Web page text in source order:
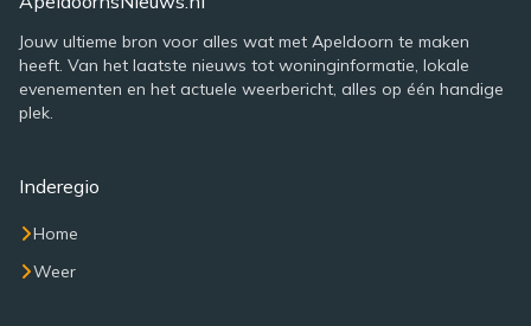
Jouw ultieme bron voor alles wat met Apeldoorn te maken
heeft. Van het laatste nieuws tot woninginformatie, lokale
evenementen en het actuele weerbericht, alles op één handige
plek.
Inderegio
Home
Weer